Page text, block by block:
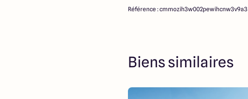
Référence : cmmozih3w002pewihcnw3v9a3
Biens similaires